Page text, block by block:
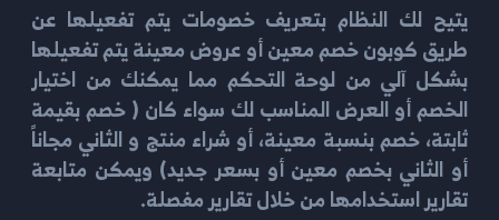
يتيح لك النظام بتعريف خصومات يتم تفعيلها عن
طريق كوبون خصم معين أو عروض معينة يتم تفعيلها
بشكل آلي من لوحة التحكم مما يمكنك من اختيار
الخصم أو العرض المناسب لك سواء كان ( خصم بقيمة
ثابتة، خصم بنسبة معينة، أو شراء منتج و الثاني مجاناً
أو الثاني بخصم معين أو بسعر جديد) ويمكن متابعة
تقارير استخدامها من خلال تقارير مفصلة.